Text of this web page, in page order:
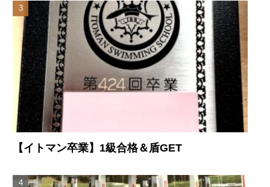
【イトマン卒業】1級合格＆盾GET